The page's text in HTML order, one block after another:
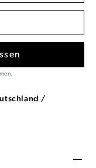
/